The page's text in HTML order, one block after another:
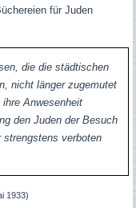
für Juden
die die städtischen
nicht länger zugemutet
Anwesenheit
den Juden der Besuch
strengstens verboten
1933)